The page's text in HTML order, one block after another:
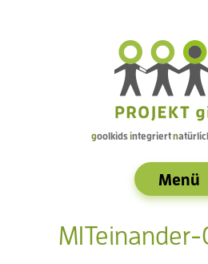
goolkidsintegriertn
Menü
MITeinander-